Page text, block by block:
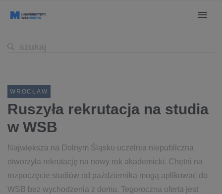
WROCŁAW
Ruszyła rekrutacja na studia
w WSB
Największa na Dolnym Śląsku uczelnia niepubliczna
otworzyła rekrutację na nowy rok akademicki. Chętni na
rozpoczęcie studiów od października mogą aplikować do
WSB bez wychodzenia z domu. Tegoroczna oferta jest